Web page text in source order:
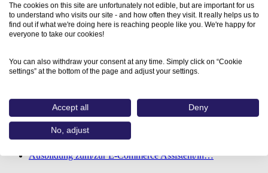
Home
Ausbildung zum/zur E-Commerce Assistent/in…
The cookies on this site are unfortunately not edible, but are important for us
to understand who visits our site - and how often they visit. It really helps us to
find out if what we're doing here is reaching people like you. We're happy for
everyone to take our cookies!
You can also withdraw your consent at any time. Simply click on “Cookie
settings” at the bottom of the page and adjust your settings.
Accept all Deny
No, adjust